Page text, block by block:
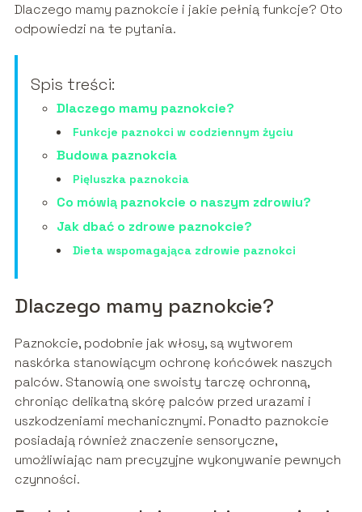
Dlaczego mamy paznokcie i jakie pełnią funkcje? Oto
odpowiedzi na te pytania.
Spis treści:
Dlaczego mamy paznokcie?
Funkcje paznokci w codziennym życiu
Budowa paznokcia
Pięluszka paznokcia
Co mówią paznokcie o naszym zdrowiu?
Jak dbać o zdrowe paznokcie?
Dieta wspomagająca zdrowie paznokci
Dlaczego mamy paznokcie?
Paznokcie, podobnie jak włosy, są wytworem
naskórka stanowiącym ochronę końcówek naszych
palców. Stanowią one swoisty tarczę ochronną,
chroniąc delikatną skórę palców przed urazami i
uszkodzeniami mechanicznymi. Ponadto paznokcie
posiadają również znaczenie sensoryczne,
umożliwiając nam precyzyjne wykonywanie pewnych
czynności.